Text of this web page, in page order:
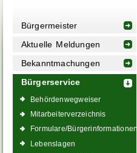
Bürgermeister
Aktuelle Meldungen
Bekanntmachungen
Bürgerservice
Behördenwegweiser
Mitarbeiterverzeichnis
Formulare/Bürgerinformationen
Lebenslagen